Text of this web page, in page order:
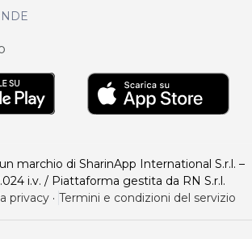
marchio di SharinApp International S.r.l. –
i.v. / Piattaforma gestita da RN S.r.l.
privacy· Termini e condizioni del servizio